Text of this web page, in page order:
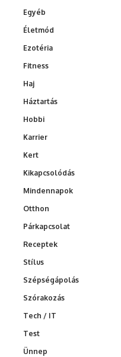
Egyéb
Életmód
Ezotéria
Fitness
Haj
Háztartás
Hobbi
Karrier
Kert
Kikapcsolódás
Mindennapok
Otthon
Párkapcsolat
Receptek
Stílus
Szépségápolás
Szórakozás
Tech / IT
Test
Ünnep